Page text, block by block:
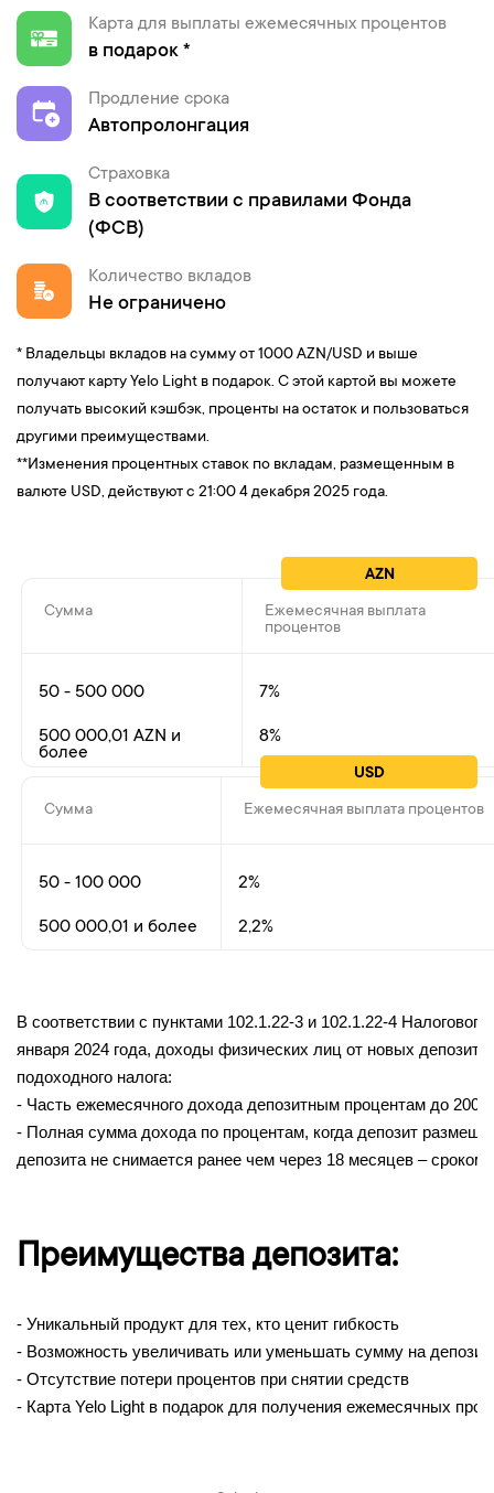
Карта для выплаты ежемесячных процентов
в подарок *
Продление срока
Автопролонгация
Cтраховка
В соответствии с правилами Фонда
(ФСВ)
Количество вкладов
Не ограничено
* Владельцы вкладов на сумму от 1000 AZN/USD и выше
получают карту Yelo Light в подарок. С этой картой вы можете
получать высокий кэшбэк, проценты на остаток и пользоваться
другими преимуществами.
**Изменения процентных ставок по вкладам, размещенным в
валюте USD, действуют с 21:00 4 декабря 2025 года.
Сумма
AZN
Ежемесячная выплата
процентов
50 - 500 000 7%
500 000,01 AZN и
более
8%
Сумма
USD
Ежемесячная выплата процентов
50 - 100 000 2%
500 000,01 и более 2,2%
В соответствии с пунктами 102.1.22-3 и 102.1.22-4
января 2024 года, доходы физических лиц от новых
подоходного налога:
- Часть ежемесячного дохода депозитным процентам до 200
- Полная сумма дохода по процентам, когда депозит
депозита не снимается ранее чем через 18 месяцев – сроком
Преимущества депозита:
- Уникальный продукт для тех, кто ценит гибкость
- Возможность увеличивать или уменьшать сумму на
- Отсутствие потери процентов при снятии средств
- Карта Yelo Light в подарок для получения ежемесячных